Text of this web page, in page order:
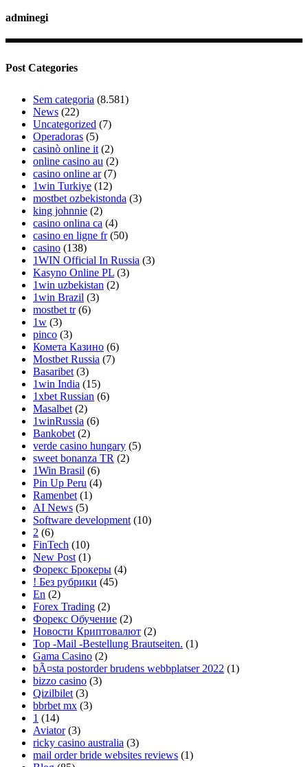
adminegi
Post Categories
Sem categoria (8.581)
News (22)
Uncategorized (7)
Operadoras (5)
casinò online it (2)
online casino au (2)
casino online ar(7)
1win Turkiye (12)
mostbet ozbekistonda (3)
king johnnie (2)
casino onlina ca (4)
casino en ligne fr(50)
casino (138)
1WIN Official In Russia (3)
Kasyno Online PL (3)
1win uzbekistan (2)
1win Brazil (3)
mostbet tr(6)
1w (3)
pinco (3)
Комета Казино (6)
Mostbet Russia (7)
Basaribet (3)
1win India (15)
1xbet Russian (6)
Masalbet (2)
1winRussia (6)
Bankobet (2)
verde casino hungary (5)
sweet bonanza TR (2)
1Win Brasil (6)
Pin Up Peru (4)
Ramenbet (1)
AI News (5)
Software development (10)
2 (6)
FinTech (10)
New Post (1)
Форекс Брокеры (4)
! Без рубрики (45)
En (2)
Forex Trading (2)
Форекс Обучение (2)
Новости Криптовалют (2)
Top -Mail -Bestellung Brautseiten. (1)
Gama Casino (2)
bÃ¤sta postorder brudens webbplatser 2022 (1)
bizzo casino (3)
Qizilbilet (3)
bbrbet mx (3)
1 (14)
Aviator(3)
ricky casino australia (3)
mail order bride websites reviews (1)